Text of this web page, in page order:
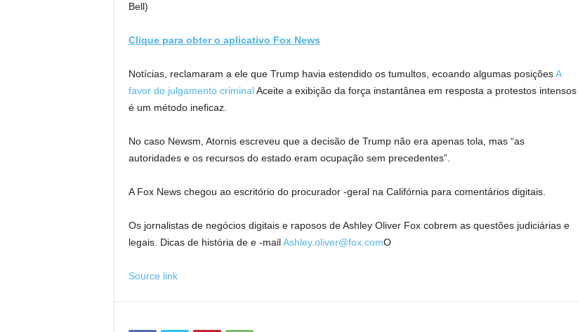
Bell)
Clique para obter o aplicativo Fox News
Notícias, reclamaram a ele que Trump havia estendido os tumultos, ecoando algumas posiçõesA
favor do julgamento criminalAceite a exibição da força instantânea em resposta a protestos intensos
é um método ineficaz.
No caso Newsm, Atornis escreveu que a decisão de Trump não era apenas tola, mas “as
autoridades e os recursos do estado eram ocupação sem precedentes”.
A Fox News chegou ao escritório do procurador -geral na Califórnia para comentários digitais.
Os jornalistas de negócios digitais e raposos de Ashley Oliver Fox cobrem as questões judiciárias e
legais. Dicas de história de e -mailAshley.oliver@fox.comO
Source link